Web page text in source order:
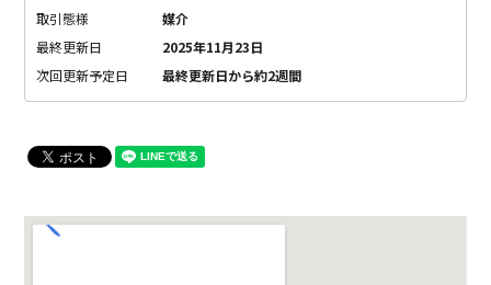
取引態様
媒介
最終更新日
2025年11月23日
次回更新予定日
最終更新日から約2週間